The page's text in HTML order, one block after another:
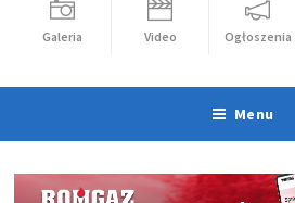
Galeria Video Ogłoszenia
Menu